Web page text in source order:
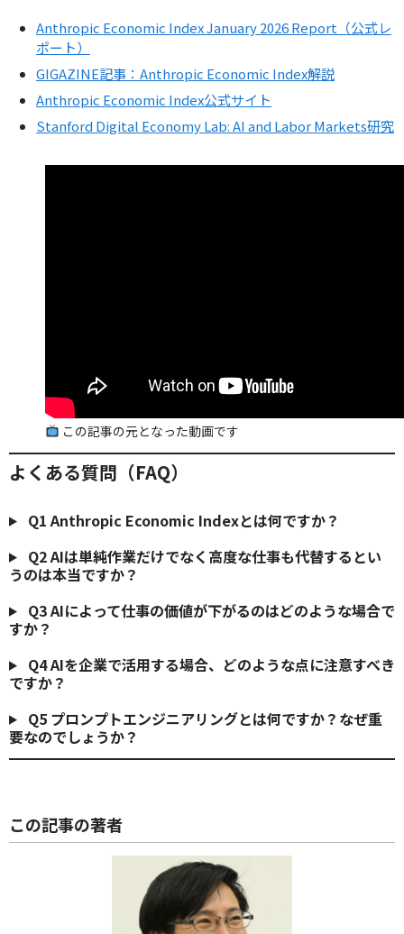
Anthropic Economic Index January 2026 Report（公式レ
ポート）
GIGAZINE記事：Anthropic Economic Index解説
Anthropic Economic Index公式サイト
Stanford Digital Economy Lab: AI and Labor Markets研究
この記事の元となった動画です
よくある質問（FAQ）
Q1 Anthropic Economic Indexとは何ですか？
Q2AIは単純作業だけでなく高度な仕事も代替するとい
うのは本当ですか？
Q3AIによって仕事の価値が下がるのはどのような場合で
すか？
Q4AIを企業で活用する場合、どのような点に注意すべき
ですか？
Q5 プロンプトエンジニアリングとは何ですか？なぜ重
要なのでしょうか？
この記事の著者